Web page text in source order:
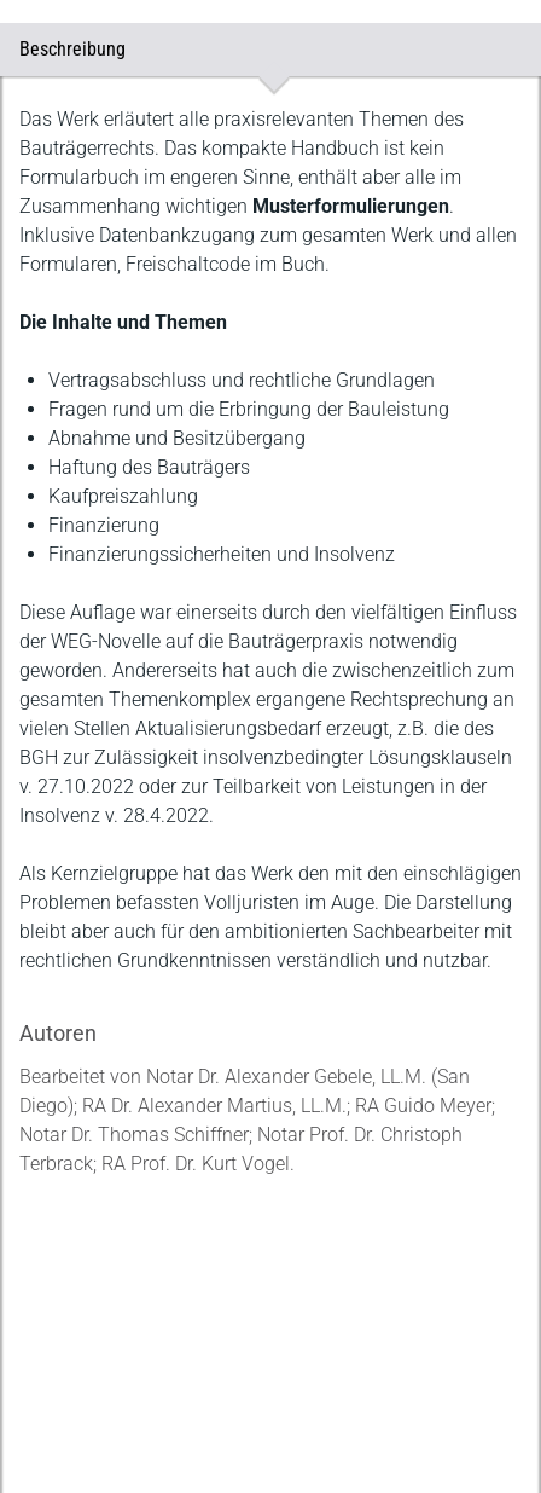
Beschreibung
Beschreibung
Das Werk erläutert alle praxisrelevanten Themen des
Bauträgerrechts. Das kompakte Handbuch ist kein
Formularbuch im engeren Sinne, enthält aber alle im
Zusammenhang wichtigen Musterformulierungen.
Inklusive Datenbankzugang zum gesamten Werk und allen
Formularen, Freischaltcode im Buch.
Die Inhalte und Themen
Vertragsabschluss und rechtliche Grundlagen
Fragen rund um die Erbringung der Bauleistung
Abnahme und Besitzübergang
Haftung des Bauträgers
Kaufpreiszahlung
Finanzierung
Finanzierungssicherheiten und Insolvenz
Diese Auflage war einerseits durch den vielfältigen Einfluss
der WEG-Novelle auf die Bauträgerpraxis notwendig
geworden. Andererseits hat auch die zwischenzeitlich zum
gesamten Themenkomplex ergangene Rechtsprechung an
vielen Stellen Aktualisierungsbedarf erzeugt, z.B. die des
BGH zur Zulässigkeit insolvenzbedingter Lösungsklauseln
v. 27.10.2022 oder zur Teilbarkeit von Leistungen in der
Insolvenz v. 28.4.2022.
Als Kernzielgruppe hat das Werk den mit den einschlägigen
Problemen befassten Volljuristen im Auge. Die Darstellung
bleibt aber auch für den ambitionierten Sachbearbeiter mit
rechtlichen Grundkenntnissen verständlich und nutzbar.
Autoren
Bearbeitet von Notar Dr. Alexander Gebele, LL.M. (San
Diego); RA Dr. Alexander Martius, LL.M.; RA Guido Meyer;
Notar Dr. Thomas Schiffner; Notar Prof. Dr. Christoph
Terbrack; RA Prof. Dr. Kurt Vogel.